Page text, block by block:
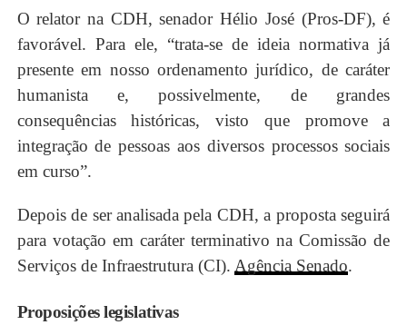
O relator na CDH, senador Hélio José (Pros-DF), é
favorável. Para ele, “trata-se de ideia normativa já
presente em nosso ordenamento jurídico, de caráter
humanista e, possivelmente, de grandes
consequências históricas, visto que promove a
integração de pessoas aos diversos processos sociais
em curso”.
Depois de ser analisada pela CDH, a proposta seguirá
para votação em caráter terminativo na Comissão de
Serviços de Infraestrutura (CI). Agência Senado.
Proposições legislativas